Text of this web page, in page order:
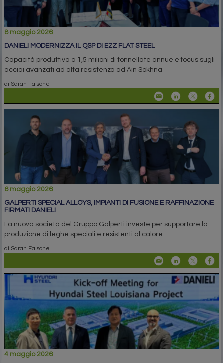
8 maggio 2026
DANIELI MODERNIZZA IL QSP DI EZZ FLAT STEEL
Capacità produttiva a 1,5 milioni di tonnellate annue e focus sugli
acciai avanzati ad alta resistenza ad Ain Sokhna
di Sarah Falsone
6 maggio 2026
GALPERTI SPECIAL ALLOYS, IMPIANTI DI FUSIONE E RAFFINAZIONE
FIRMATI DANIELI
La nuova società del Gruppo Galperti investe per supportare la
produzione di leghe speciali e resistenti al calore
di Sarah Falsone
4 maggio 2026